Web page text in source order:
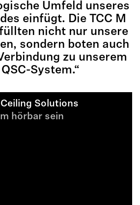
Umfeld unseres
einfügt. Die TCC M
nicht nur unsere
sondern boten auch
zu unserem
System.“
Solutions
hörbar sein